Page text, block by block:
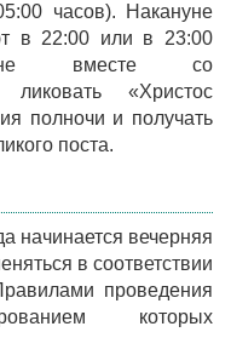
часов). Накануне
в 22:00 или в 23:00
вместе со
ликовать «Христос
полночи и получать
поста.
начинается вечерняя
в соответствии
проведения
которых